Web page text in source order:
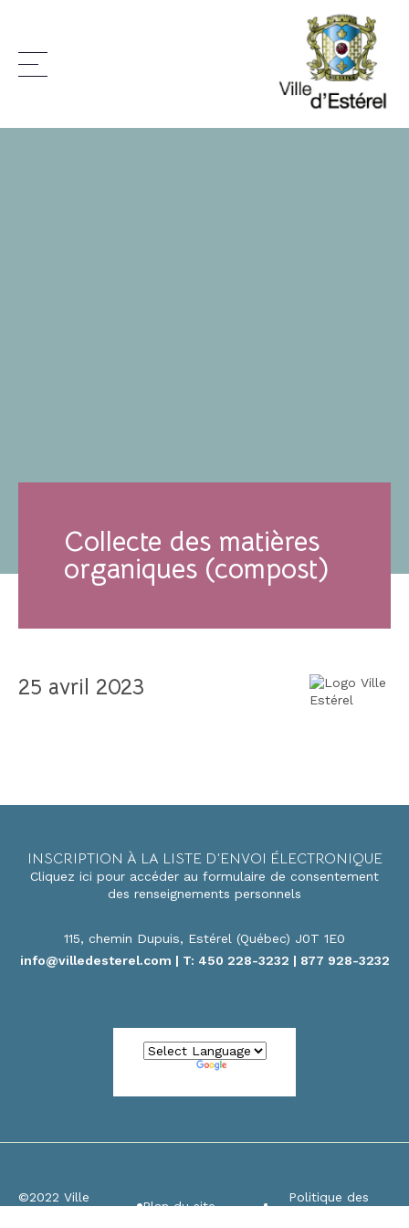
Collecte des matières
organiques (compost)
25 avril 2023
INSCRIPTION À LA LISTE D’ENVOI ÉLECTRONIQUE
Cliquez ici pour accéder au formulaire de consentement
des renseignements personnels
115, chemin Dupuis, Estérel (Québec) J0T 1E0
info@villedesterel.com | T: 450 228-3232 | 877 928-3232
©2022 Ville
Plan du site
Politique des